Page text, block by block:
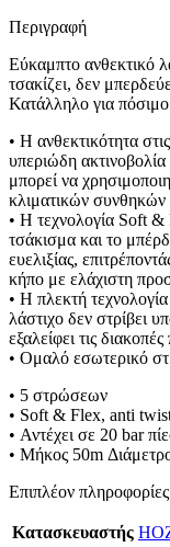
Περιγραφή
Εύκαμπτο ανθεκτικό
τσακίζει, δεν
Κατάλληλο για
• Η ανθεκτικότητα
υπεριώδη ακτινοβολία
μπορεί να
κλιματικών
• Η τεχνολογία Soft
τσάκισμα και το
ευελιξίας,
κήπο με ελάχιστη
• Η πλεκτή
λάστιχο δεν στρίβει
εξαλείφει τις
• Ομαλό εσωτερικό
• 5 στρώσεων
• Soft & Flex, anti
• Αντέχει σε 20 bar
• Μήκος 50m
Επιπλέον πληροφορίες
Κατασκευαστής